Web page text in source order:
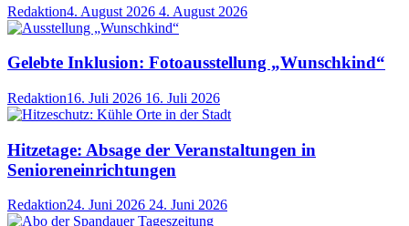
Redaktion4. August 2026 4. August 2026
Gelebte Inklusion: Fotoausstellung „Wunschkind“
Redaktion16. Juli 2026 16. Juli 2026
Hitzetage: Absage der Veranstaltungen in
Senioreneinrichtungen
Redaktion24. Juni 2026 24. Juni 2026